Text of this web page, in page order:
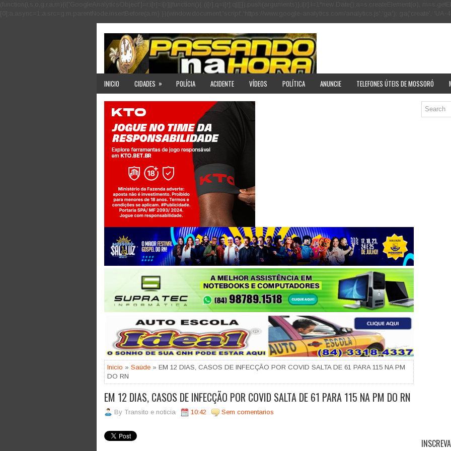
INICIO CIDADES » POLÍCIA ACIDENTE VÍDEOS POLÍTICA ANUNCIE TELEFONES ÚTEIS DE MOSSORÓ
Jogue com responsabilidade. 18+
Inicio » Saúde » EM 12 DIAS, CASOS DE INFECÇÃO POR COVID SALTA DE 61 PARA 115 NA PM
DO RN
EM 12 DIAS, CASOS DE INFECÇÃO POR COVID SALTA DE 61 PARA 115 NA PM DO RN
By Transito e noticia 10:42 Sem comentarios